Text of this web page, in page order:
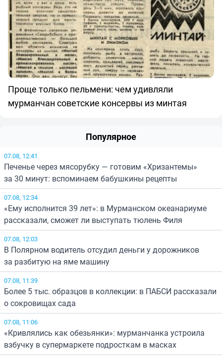
Проще только пельмени: чем удивляли
мурманчан советские консервы из минтая
Популярное
07.08, 12:41
Печенье через мясорубку — готовим «Хризантемы»
за 30 минут: вспоминаем бабушкины рецепты
07.08, 12:34
«Ему исполнится 39 лет»: в Мурманском океанариуме
рассказали, сможет ли выступать тюлень Филя
07.08, 12:03
В Полярном водитель отсудил деньги у дорожников
за разбитую на яме машину
07.08, 11:39
Более 5 тыс. образцов в коллекции: в ПАБСИ рассказали
о сокровищах сада
07.08, 11:06
«Кривлялись как обезьянки»: мурманчанка устроила
взбучку в супермаркете подросткам в масках